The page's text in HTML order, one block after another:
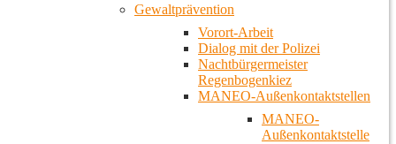
Gewaltprävention
Vorort-Arbeit
Dialog mit der Polizei
Nachtbürgermeister
Regenbogenkiez
MANEO-Außenkontaktstellen
MANEO-
Außenkontaktstelle